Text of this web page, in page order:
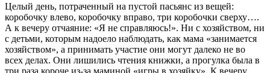
Целый день, потраченный на пустой пасьянс из вещей:
коробочку влево, коробочку вправо, три коробочки сверху….
А к вечеру отчаяние: «Я не справляюсь!». Ни с хозяйством, ни
с детьми, которым надоело наблюдать, как мама «занимается
хозяйством», а принимать участие они могут далеко не во
всех делах. Они лишились чтения книжки, а прогулка была в
три раза короче из-за маминой «игры в хозяйку». К вечеру